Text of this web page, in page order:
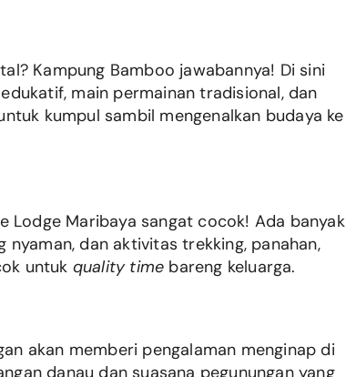
Kampung Bamboo jawabannya! Di sini
main permainan tradisional, dan
kumpul sambil mengenalkan budaya ke
Lodge Maribaya sangat cocok! Ada banyak
nyaman, dan aktivitas trekking, panahan,
untuk quality time bareng keluarga.
akan memberi pengalaman menginap di